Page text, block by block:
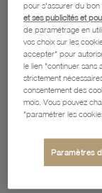
pour s'assurer du bon
et ses publicités et
de paramétrage en
vos choix sur les
accepter" pour
le lien "continuer
strictement
consentement des
mois. Vous pouvez
"paramétrer les
Paramètres